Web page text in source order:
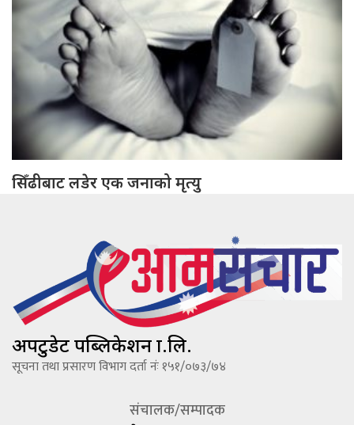
सिँढीबाट लडेर एक जनाको मृत्यु
अपटुडेट पब्लिकेशन प्रा.लि.
सूचना तथा प्रसारण विभाग दर्ता नंः १५१/०७३/७४
संचालक/सम्पादक